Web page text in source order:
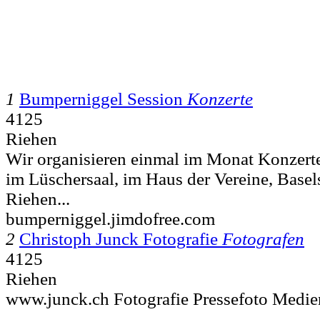
1 Bumperniggel Session Konzerte
4125
Riehen
Wir organisieren einmal im Monat
im Lüschersaal, im Haus der Vereine,
Riehen...
bumperniggel.jimdofree.com
2 Christoph Junck Fotografie Fotografen
4125
Riehen
www.junck.ch Fotografie Pressefoto